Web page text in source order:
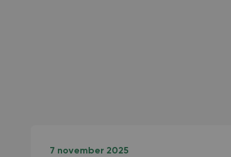
7 november 2025